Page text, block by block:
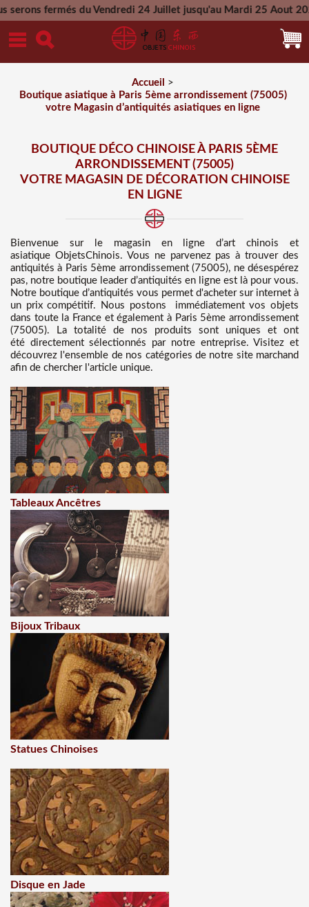
du Vendredi 24 Juillet jusqu'au Mardi 25 Aout 2026 -
Mercredi 26 Aout 2026
Accueil
>
Boutique asiatique à Paris 5ème arrondissement (75005)
votre Magasin d’antiquités asiatiques en ligne
BOUTIQUE DÉCO CHINOISE À PARIS 5ÈME
ARRONDISSEMENT (75005)
VOTRE MAGASIN DE DÉCORATION CHINOISE
EN LIGNE
Bienvenue sur
le magasin en ligne d’art chinois et
asiatique ObjetsChinois. Vous ne parvenez pas à trouver des
antiquités à Paris 5ème arrondissement (75005), ne désespérez
pas, notre boutique leader d’antiquités en ligne est là pour vous.
Notre boutique d’antiquités vous permet d'acheter sur internet à
un prix compétitif. Nous postons immédiatement vos objets
dans toute la France et également à Paris 5ème arrondissement
(75005). La totalité de nos produits sont uniques et ont
été directement sélectionnés par notre entreprise. Visitez et
découvrez l'ensemble de nos catégories de notre site marchand
afin de chercher l'article unique.
Tableaux Ancêtres
Bijoux Tribaux
Statues Chinoises
Disque en Jade